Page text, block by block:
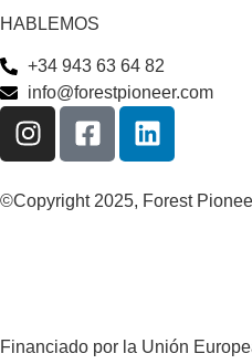
HABLEMOS
+34 943 63 64 82
info@forestpioneer.com
©Copyright 2025, Forest
Financiado por la Unión